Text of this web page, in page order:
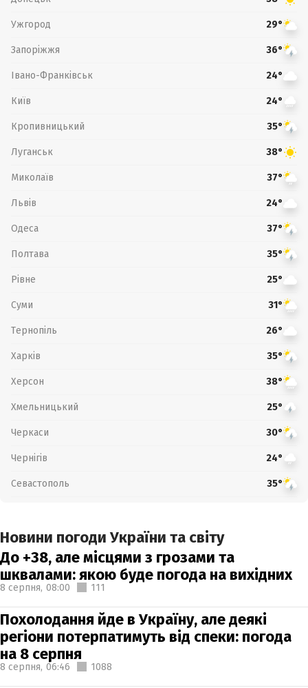
Ужгород 29°
Запоріжжя 36°
Івано-Франківськ 24°
Київ 24°
Кропивницький 35°
Луганськ 38°
Миколаїв 37°
Львів 24°
Одеса 37°
Полтава 35°
Рівне 25°
Суми 31°
Тернопіль 26°
Харків 35°
Херсон 38°
Хмельницький 25°
Черкаси 30°
Чернігів 24°
Севастополь 35°
Новини погоди України та світу
До +38, але місцями з грозами та
шквалами: якою буде погода на вихідних
8 серпня, 08:00 111
Похолодання йде в Україну, але деякі
регіони потерпатимуть від спеки: погода
на 8 серпня
8 серпня, 06:46 1088